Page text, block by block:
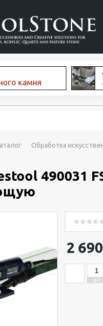
камня
Обработка
490031
2
ШТ